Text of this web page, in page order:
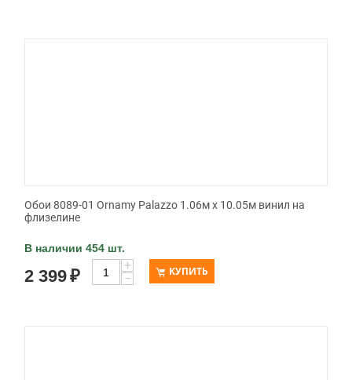
Обои 8089-01 Ornamy Palazzo 1.06м x 10.05м винил на
флизелине
В наличии 454 шт.
2 399₽
+
−
КУПИТЬ